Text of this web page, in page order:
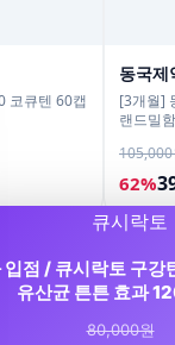
코큐텐 60캡
동국제
[3개월]
랜드밀
62%
입점 / 큐시락토 구강
유산균 튼튼 효과
80,000원